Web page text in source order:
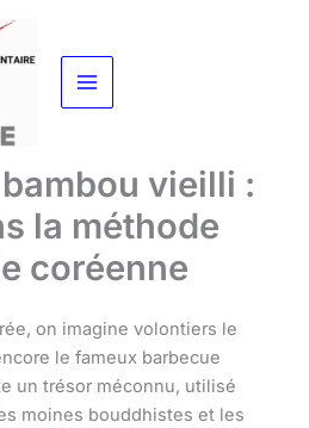
vieilli :
la méthode
coréenne
on imagine volontiers le
le fameux barbecue
un trésor méconnu, utilisé
moines bouddhistes et les